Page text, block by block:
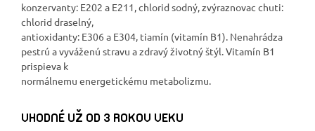
konzervanty: E202 a E211, chlorid sodný, zvýraznovac chuti:
chlorid draselný,
antioxidanty: E306 a E304, tiamín (vitamín B1). Nenahrádza
pestrú a vyváženú stravu a zdravý životný štýl. Vitamín B1
prispieva k
normálnemu energetickému metabolizmu.
VHODNÉ UŽ OD 3 ROKOV VEKU